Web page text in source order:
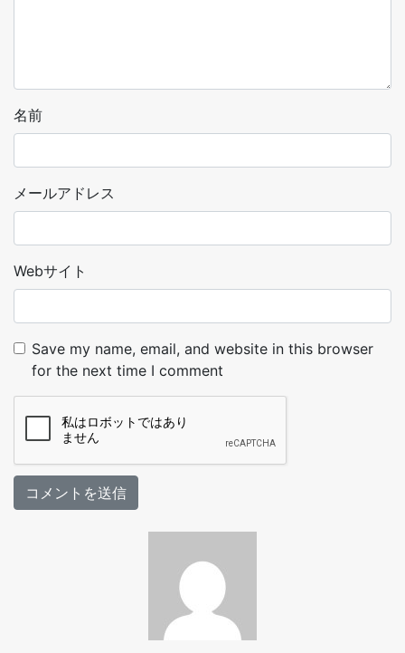
名前
メールアドレス
Webサイト
Save my name, email, and website in this browser
for the next time I comment